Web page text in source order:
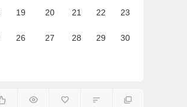
19 20 21 22 23
26 27 28 29 30